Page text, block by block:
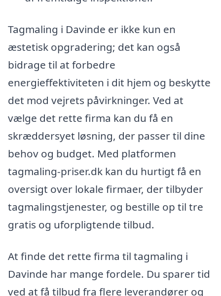
Tagmaling i Davinde er ikke kun en
æstetisk opgradering; det kan også
bidrage til at forbedre
energieffektiviteten i dit hjem og beskytte
det mod vejrets påvirkninger. Ved at
vælge det rette firma kan du få en
skræddersyet løsning, der passer til dine
behov og budget. Med platformen
tagmaling-priser.dk kan du hurtigt få en
oversigt over lokale firmaer, der tilbyder
tagmalingstjenester, og bestille op til tre
gratis og uforpligtende tilbud.
At finde det rette firma til tagmaling i
Davinde har mange fordele. Du sparer tid
ved at få tilbud fra flere leverandører og